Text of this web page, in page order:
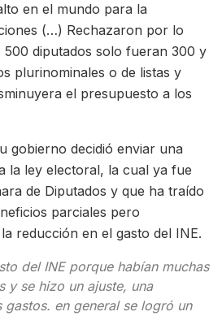
en el mundo para la
(…) Rechazaron por lo
500 diputados solo fueran 300 y
plurinominales o de listas y
el presupuesto a los
gobierno decidió enviar una
la ley electoral, la cual ya fue
de Diputados y que ha traído
parciales pero
reducción en el gasto del INE.
del INE porque habían muchas
y se hizo un ajuste, una
en general se logró un